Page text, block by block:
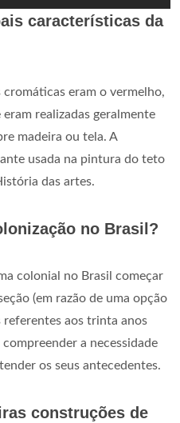
características da
eram o vermelho,
realizadas geralmente
madeira ou tela. A
usada na pintura do teto
das artes.
no Brasil?
colonial no Brasil começar
(em razão de uma opção
aos trinta anos
a necessidade
os seus antecedentes.
construções de